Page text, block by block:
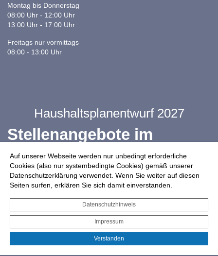
Auf unserer Webseite werden nur unbedingt erforderliche
Cookies (also nur systembedingte Cookies) gemäß unserer
Datenschutzerklärung verwendet. Wenn Sie weiter auf diesen
Seiten surfen, erklären Sie sich damit einverstanden.
Datenschutzhinweis
Impressum
Verstanden
Montag bis Donnerstag
08:00 Uhr - 12:00 Uhr
13:00 Uhr - 17:00 Uhr
Freitags nur vormittags
08:00 - 13:00 Uhr
Haushaltsplanentwurf 2027
Stellenangebote im
Ganztag
Infos zur Drohnennutzung
Starkregengefahrenkarte
Serviceportal für Bürger*innen
Interaktiver Haushalt